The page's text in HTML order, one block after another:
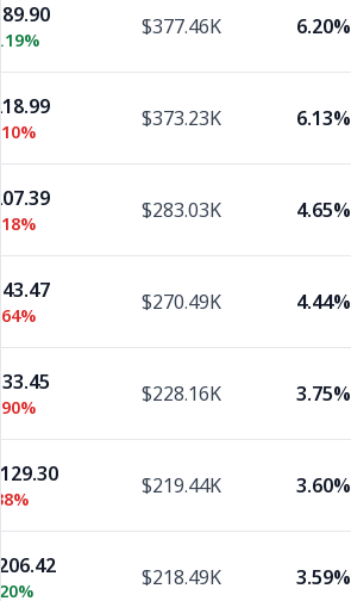
6.20%
$377.46K
6.13%
$373.23K
4.65%
$283.03K
4.44%
$270.49K
3.75%
$228.16K
3.60%
$219.44K
3.59%
$218.49K